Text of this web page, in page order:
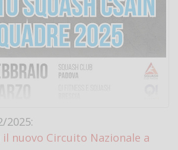
2025:
il nuovo Circuito Nazionale a